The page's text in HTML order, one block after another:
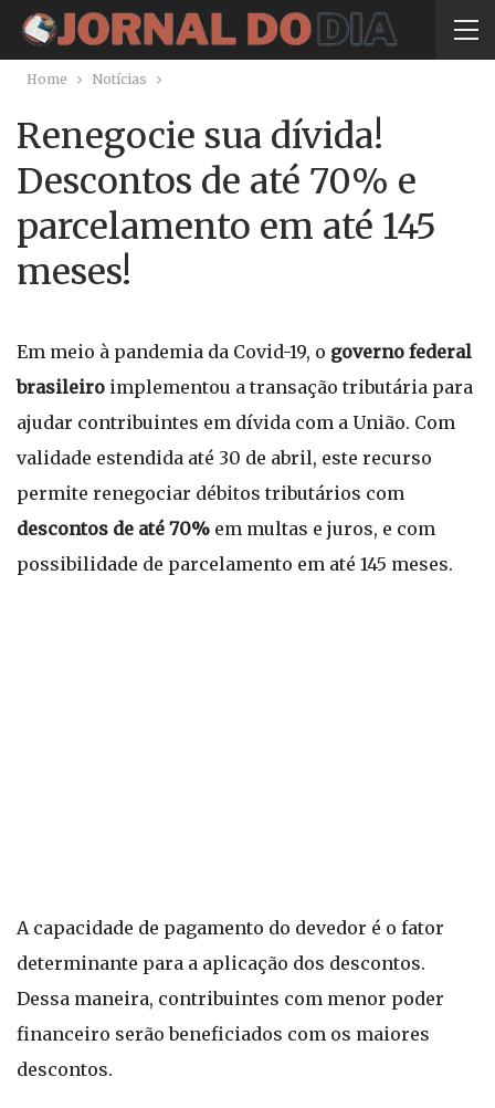
Home Notícias
Renegocie sua dívida!
Descontos de até 70% e
parcelamento em até 145
meses!
Em meio à pandemia da Covid-19, o governo federal
brasileiro implementou a transação tributária para
ajudar contribuintes em dívida com a União. Com
validade estendida até 30 de abril, este recurso
permite renegociar débitos tributários com
descontos de até 70% em multas e juros, e com
possibilidade de parcelamento em até 145 meses.
A capacidade de pagamento do devedor é o fator
determinante para a aplicação dos descontos.
Dessa maneira, contribuintes com menor poder
financeiro serão beneficiados com os maiores
descontos.